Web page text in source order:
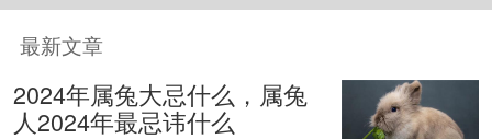
最新文章
2024年属兔大忌什么，属兔
人2024年最忌讳什么